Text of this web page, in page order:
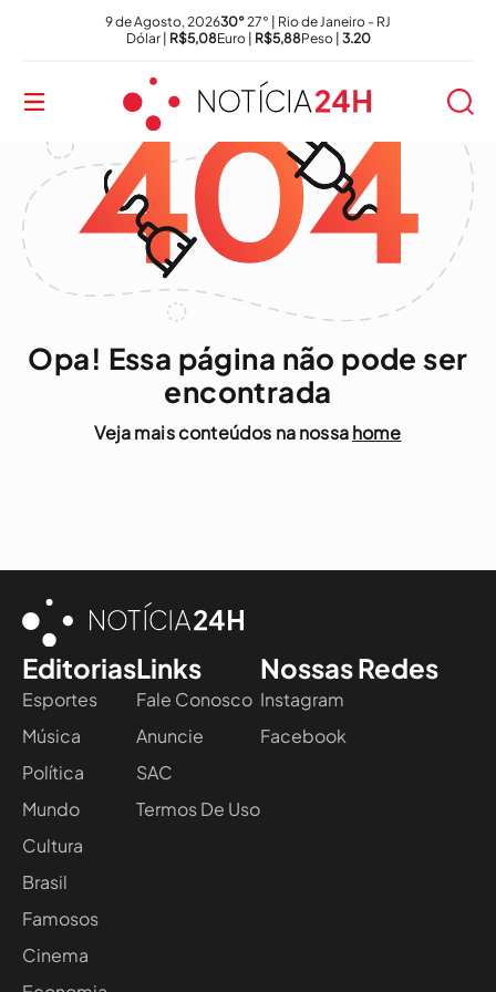
9 de Agosto, 202630°27° | Rio de Janeiro - RJ
Dólar | R$5,08Euro | R$5,88Peso | 3.20
Opa! Essa página não pode ser
encontrada
Veja mais conteúdos na nossahome
Editorias
Esportes
Música
Política
Mundo
Cultura
Brasil
Famosos
Cinema
Links
Fale Conosco
Anuncie
SAC
Termos De Uso
Nossas Redes
Instagram
Facebook